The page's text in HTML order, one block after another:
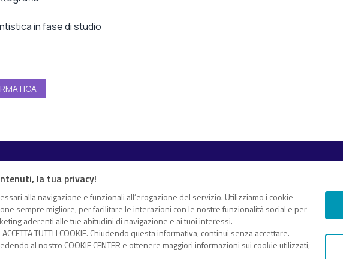
in fase di studio
Un vero e proprio “knowledge hub”
gli argomenti di tuo interesse
webinar.
White paper
Eventi on demand
Eventi futuri
Nextwork360 – Codice fiscale e Partita IVA 13868590962 – © 2025 Nextwork360. ALL
Cookie Center–Cookie Policy–Privacy Policy
la tua privacy!
alla navigazione e funzionali all’erogazione del servizio. Utilizziamo i cookie
sempre migliore, per facilitare le interazioni con le nostre funzionalità social e per
aderenti alle tue abitudini di navigazione e ai tuoi interessi.
TUTTI I COOKIE. Chiudendo questa informativa, continui senza accettare.
al nostro COOKIE CENTER e ottenere maggiori informazioni sui cookie utilizzati,